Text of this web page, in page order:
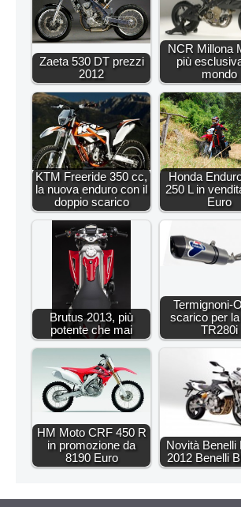
Zaeta 530 DT prezzi
2012
NCR Millona
più
mondo
KTM Freeride 350 cc,
la nuova enduro con il
doppio scarico
Honda
250 L in
Euro
Brutus 2013, più
potente che mai
Termignoni-
scarico per
TR280i
HM Moto CRF 450 R
in promozione da
8190 Euro
Novità Benelli
2012 Benelli